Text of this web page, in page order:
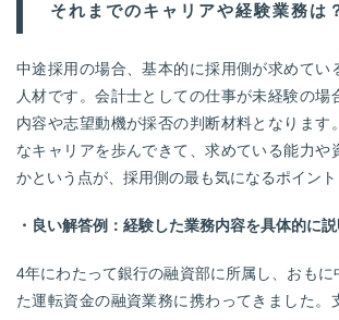
それまでのキャリアや経験業務は
中途採用の場合、基本的に採用側が求めてい
人材です。会計士としての仕事が未経験の場
内容や志望動機が採否の判断材料となります
なキャリアを歩んできて、求めている能力や
かという点が、採用側の最も気になるポイント
・良い解答例：経験した業務内容を具体的に
4年にわたって銀行の融資部に所属し、おもに
た運転資金の融資業務に携わってきました。